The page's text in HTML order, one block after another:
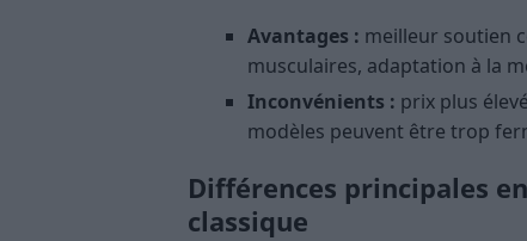
Avantages : meilleur soutien
musculaires, adaptation à la
Inconvénients : prix plus
modèles peuvent être trop
Différences principales
classique